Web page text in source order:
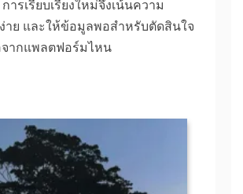
ารเรียบเรียงใหม่จึงเน้นความ
าย และให้ข้อมูลพอสำหรับตัดสินใจ
ากแพลตฟอร์มไหน